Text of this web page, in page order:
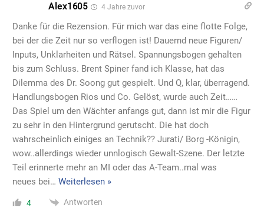
Alex1605 4 Jahre zuvor
Danke für die Rezension. Für mich war das eine flotte Folge,
bei der die Zeit nur so verflogen ist! Dauernd neue Figuren/
Inputs, Unklarheiten und Rätsel. Spannungsbogen gehalten
bis zum Schluss. Brent Spiner fand ich Klasse, hat das
Dilemma des Dr. Soong gut gespielt. Und Q, klar, überragend.
Handlungsbogen Rios und Co. Gelöst, wurde auch Zeit……
Das Spiel um den Wächter anfangs gut, dann ist mir die Figur
zu sehr in den Hintergrund gerutscht. Die hat doch
wahrscheinlich einiges an Technik?? Jurati/ Borg -Königin,
wow..allerdings wieder unnlogisch Gewalt-Szene. Der letzte
Teil erinnerte mehr an MI oder das A-Team..mal was
neues bei… Weiterlesen »
4 Antworten